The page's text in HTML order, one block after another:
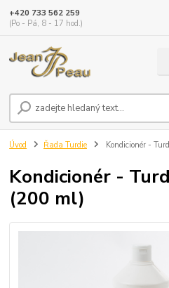
+420 733 562 259
(Po - Pá, 8 - 17 hod.)
Úvod Řada Turdie Kondicionér -
Kondicionér -
(200 ml)